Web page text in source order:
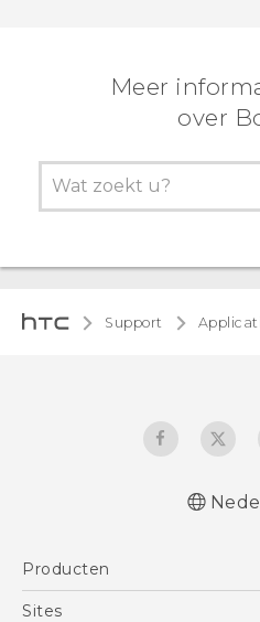
Meer
over
Support
Producten
Telefoons
Sites